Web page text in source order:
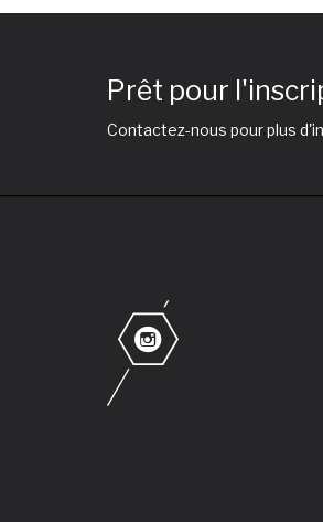
Prêt pour
Contactez-nous pour plus